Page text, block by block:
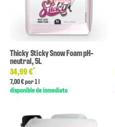
Thicky Sticky Snow Foam pH-
neutral, 5L
34,99 €*
7,00 € por 1 l
disponible de inmediato